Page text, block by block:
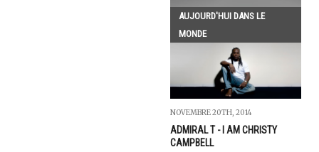
AUJOURD'HUI DANS LE
MONDE
NOVEMBRE 20TH, 2014
ADMIRAL T - I AM CHRISTY
CAMPBELL